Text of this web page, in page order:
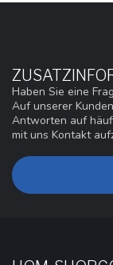
Haben Sie eine
Auf unserer
Antworten auf
mit uns Kontakt